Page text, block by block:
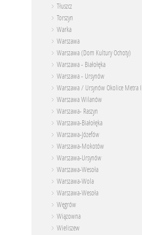
Tłuszcz
Torszyn
Warka
Warszawa
Warszawa (Dom Kultury Ochoty)
Warszawa - Białołęka
Warszawa - Ursynów
Warszawa / Ursynów Okolice Metra
Warszawa Wilanów
Warszawa- Raszyn
Warszawa-Białołęka
Warszawa-Józefów
Warszawa-Mokotów
Warszawa-Ursynów
Warszawa-Wesoła
Warszawa-Wola
War­sza­wa­-We­so­ła
Węgrów
Wiązowna
Wieliszew